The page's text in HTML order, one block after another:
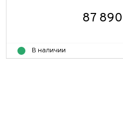
87
В наличии